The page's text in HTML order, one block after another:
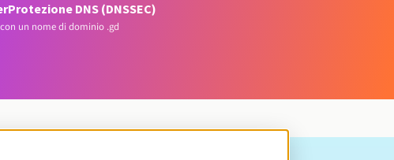
Protezione DNS (DNSSEC)
un nome di dominio .gd